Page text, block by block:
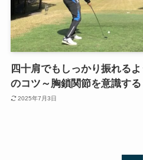
四十肩でもしっかり振れる
のコツ～胸鎖関節を意識する
2025年7月3日